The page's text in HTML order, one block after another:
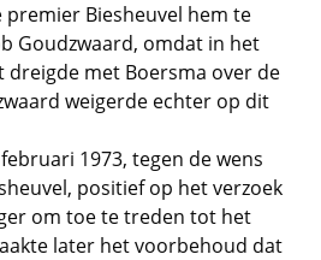
Biesheuvel hem te
Goudzwaard, omdat in het
dreigde met Boersma over de
weigerde echter op dit
1973, tegen de wens
positief op het verzoek
om toe te treden tot het
later het voorbehoud dat